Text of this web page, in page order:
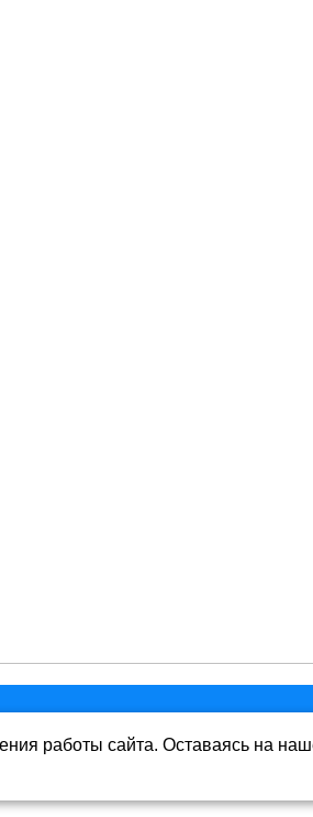
www.mirbass.ru
бе разрешения запрещена. Все
работы сайта. Оставаясь на